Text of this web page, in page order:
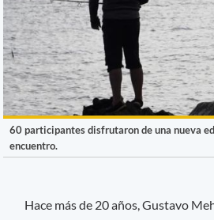
60 participantes disfrutaron de una nueva
encuentro.
Hace más de 20 años, Gustavo